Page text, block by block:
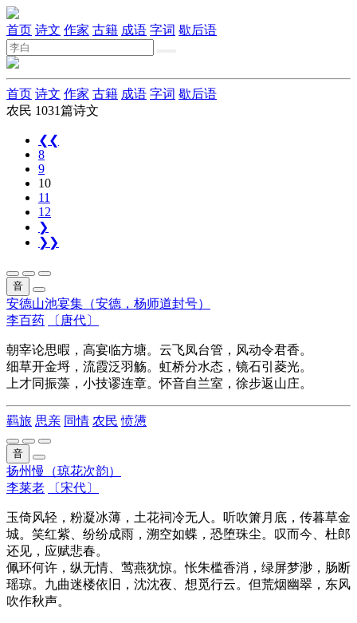
首页 诗文 作家 古籍 成语 字词 歇后语
首页 诗文 作家 古籍 成语 字词 歇后语
农民 1031篇诗文
❮❮
8
9
10
11
12
❯
❯❯
音
安德山池宴集（安德，杨师道封号）
李百药
〔唐代〕
朝宰论思暇，高宴临方塘。云飞凤台管，风动令君香。
细草开金埒，流霞泛羽觞。虹桥分水态，镜石引菱光。
上才同振藻，小技谬连章。怀音自兰室，徐步返山庄。
羁旅 思亲 同情 农民 愤懑
音
扬州慢（琼花次韵）
李莱老
〔宋代〕
玉倚风轻，粉凝冰薄，土花祠冷无人。听吹箫月底，传暮草金
城。笑红紫、纷纷成雨，溯空如蝶，恐堕珠尘。叹而今、杜郎
还见，应赋悲春。
佩环何许，纵无情、莺燕犹惊。怅朱槛香消，绿屏梦渺，肠断
瑶琼。九曲迷楼依旧，沈沈夜、想觅行云。但荒烟幽翠，东风
吹作秋声。